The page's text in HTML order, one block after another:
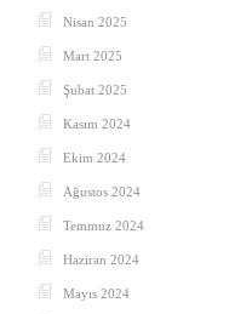
Nisan 2025
Mart 2025
Şubat 2025
Kasım 2024
Ekim 2024
Ağustos 2024
Temmuz 2024
Haziran 2024
Mayıs 2024